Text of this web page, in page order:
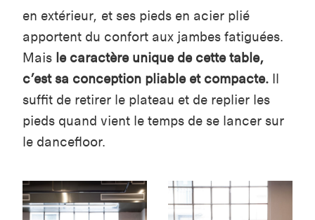
en extérieur, et ses pieds en acier plié
apportent du confort aux jambes fatiguées.
Mais le caractère unique de cette table,
c’est sa conception pliable et compacte. Il
suffit de retirer le plateau et de replier les
pieds quand vient le temps de se lancer sur
le dancefloor.